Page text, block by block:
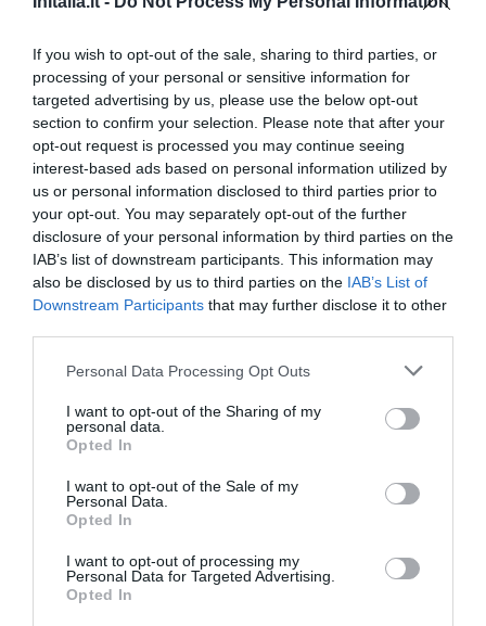
If you wish to opt-out of the sale, sharing to third parties, or
processing of your personal or sensitive information for
targeted advertising by us, please use the below opt-out
section to confirm your selection. Please note that after your
opt-out request is processed you may continue seeing
interest-based ads based on personal information utilized by
us or personal information disclosed to third parties prior to
your opt-out. You may separately opt-out of the further
disclosure of your personal information by third parties on the
IAB’s list of downstream participants. This information may
also be disclosed by us to third parties on the IAB’s List of
Downstream Participants that may further disclose it to other
Personal Data Processing Opt Outs
I want to opt-out of the Sharing of my
personal data.
Opted In
I want to opt-out of the Sale of my
Personal Data.
Opted In
I want to opt-out of processing my
Personal Data for Targeted Advertising.
Opted In
Famiglia con figli grandi
dettagli
Stefano
Febbraio 2010
Viaggiatore Singolo Business
ECCEZIONALE
9.7/10
Il Ristorante la Fornace è certamente di qualità, ma piuttosto caro.
Ritornerebbe in questo hotel?
SI
dettagli
Santiago
Dicembre 2009
OTTIMO
/10
Ritornerebbe in questo hotel?
Dicembre 2009
Coppia età media superiore ai 35 anni